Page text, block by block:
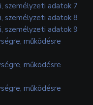
személyzeti adatok 7
személyzeti adatok 8
személyzeti adatok 9
működésre
működésre
működésre